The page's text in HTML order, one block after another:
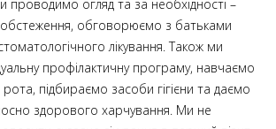
проводимо огляд та за необхідності –
обстеження, обговорюємо з батьками
лікування. Також ми
профілактичну програму, навчаємо
рота, підбираємо засоби гігієни та даємо
здорового харчування. Ми не